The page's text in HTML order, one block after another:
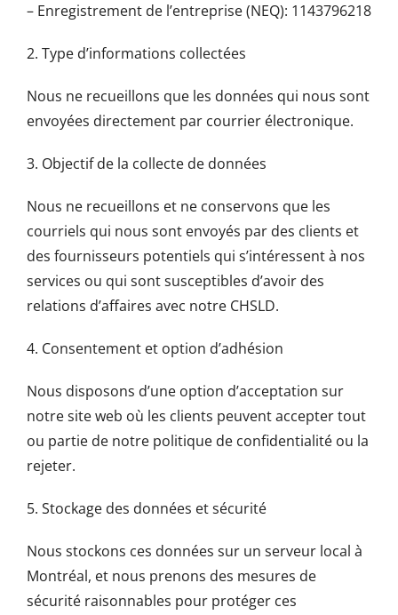
– Enregistrement de l’entreprise (NEQ): 1143796218
2. Type d’informations collectées
Nous ne recueillons que les données qui nous sont
envoyées directement par courrier électronique.
3. Objectif de la collecte de données
Nous ne recueillons et ne conservons que les
courriels qui nous sont envoyés par des clients et
des fournisseurs potentiels qui s’intéressent à nos
services ou qui sont susceptibles d’avoir des
relations d’affaires avec notre CHSLD.
4. Consentement et option d’adhésion
Nous disposons d’une option d’acceptation sur
notre site web où les clients peuvent accepter tout
ou partie de notre politique de confidentialité ou la
rejeter.
5. Stockage des données et sécurité
Nous stockons ces données sur un serveur local à
Montréal, et nous prenons des mesures de
sécurité raisonnables pour protéger ces